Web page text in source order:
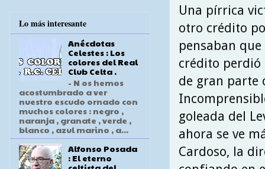
Una pírrica
otro crédito
pensaban
crédito perdió
de gran parte
goleada del
ahora se ve
Cardoso, la
Lo más interesante
Anécdotas
Celestes : Los
colores del Real
Club Celta .
- N os hemos
acostumbrado a ver
nuestro escudo ornado con
muchos colores : negro ,
naranja , granate , verde ,
blanco , azul marino , a...
Alfonso Posada
: El eterno